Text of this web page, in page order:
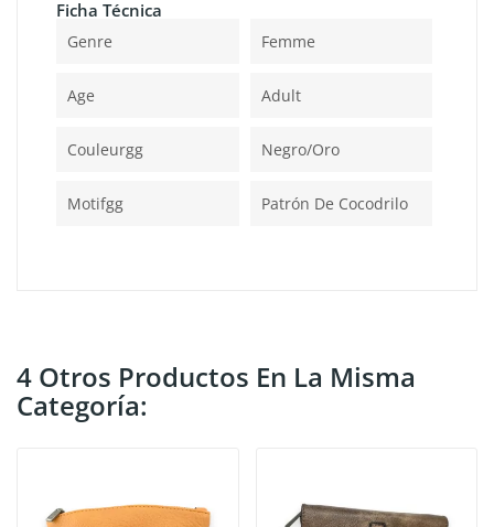
Ficha Técnica
Genre Femme
Age Adult
Couleurgg Negro/oro
Motifgg Patrón De Cocodrilo
4 Otros Productos En La Misma
Categoría: